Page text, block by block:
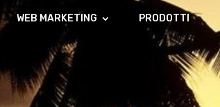
WEB MARKETING PRODOTTI